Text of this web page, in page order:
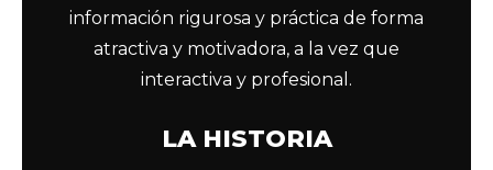
información rigurosa y práctica de forma
atractiva y motivadora, a la vez que
interactiva y profesional.
LA HISTORIA